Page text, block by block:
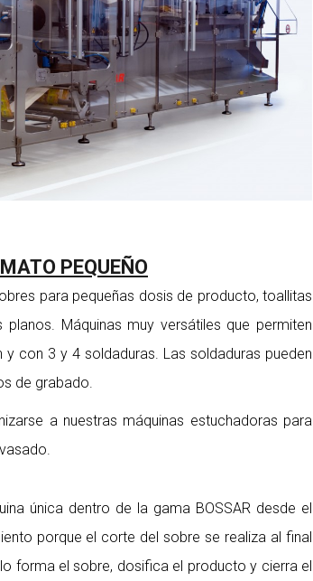
PEQUEÑO
para pequeñas dosis de producto, toallitas
Máquinas muy versátiles que permiten
y con 3 y 4 soldaduras. Las soldaduras pueden
de grabado.
a nuestras máquinas estuchadoras para
única dentro de la gama BOSSAR desde el
porque el corte del sobre se realiza al final
forma el sobre, dosifica el producto y cierra el